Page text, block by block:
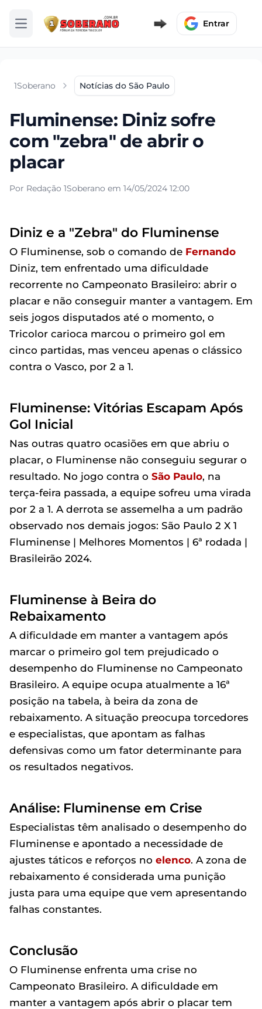
Abrir menu Entrar
1Soberano Notícias do São Paulo
Fluminense: Diniz sofre
com "zebra" de abrir o
placar
Por Redação 1Soberano em 14/05/2024 12:00
Diniz e a "Zebra" do Fluminense
O Fluminense, sob o comando de Fernando
Diniz, tem enfrentado uma dificuldade
recorrente no Campeonato Brasileiro: abrir o
placar e não conseguir manter a vantagem. Em
seis jogos disputados até o momento, o
Tricolor carioca marcou o primeiro gol em
cinco partidas, mas venceu apenas o clássico
contra o Vasco, por 2 a 1.
Fluminense: Vitórias Escapam Após
Gol Inicial
Nas outras quatro ocasiões em que abriu o
placar, o Fluminense não conseguiu segurar o
resultado. No jogo contra o São Paulo, na
terça-feira passada, a equipe sofreu uma virada
por 2 a 1. A derrota se assemelha a um padrão
observado nos demais jogos: São Paulo 2 X 1
Fluminense | Melhores Momentos | 6ª rodada |
Brasileirão 2024.
Fluminense à Beira do
Rebaixamento
A dificuldade em manter a vantagem após
marcar o primeiro gol tem prejudicado o
desempenho do Fluminense no Campeonato
Brasileiro. A equipe ocupa atualmente a 16ª
posição na tabela, à beira da zona de
rebaixamento. A situação preocupa torcedores
e especialistas, que apontam as falhas
defensivas como um fator determinante para
os resultados negativos.
Análise: Fluminense em Crise
Especialistas têm analisado o desempenho do
Fluminense e apontado a necessidade de
ajustes táticos e reforços no elenco. A zona de
rebaixamento é considerada uma punição
justa para uma equipe que vem apresentando
falhas constantes.
Conclusão
O Fluminense enfrenta uma crise no
Campeonato Brasileiro. A dificuldade em
manter a vantagem após abrir o placar tem